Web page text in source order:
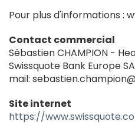
Pour plus d'informations :
Contact commercial
Sébastien CHAMPION -
Swissquote Bank Europe
mail:
Site internet
https://